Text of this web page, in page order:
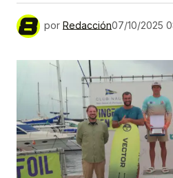
por Redacción07/10/2025